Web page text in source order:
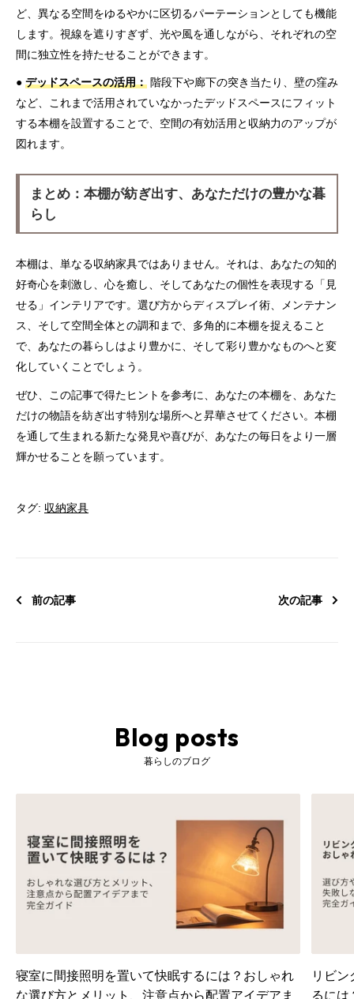
ど、異なる空間をゆるやかに区切るパーテーションとしても機能
します。視線を遮りすぎず、光や風を通しながら、それぞれの空
間に独立性を持たせることができます。
● デッドスペースの活用： 階段下や廊下の突き当たり、壁の窪み
など、これまで活用されていなかったデッドスペースにフィット
する本棚を設置することで、空間の有効活用と収納力のアップが
図れます。
まとめ：本棚が紡ぎ出す、あなただけの豊かな暮
らし
本棚は、単なる収納家具ではありません。それは、あなたの知的
好奇心を刺激し、心を癒し、そしてあなたの個性を表現する「見
せる」インテリアです。選び方からディスプレイ術、メンテナン
ス、そして空間全体との調和まで、多角的に本棚を捉えること
で、あなたの暮らしはより豊かに、そして彩り豊かなものへと変
化していくことでしょう。
ぜひ、この記事で得たヒントを参考に、あなたの本棚を、あなた
だけの物語を紡ぎ出す特別な場所へと昇華させてください。本棚
を通して生まれる新たな発見や喜びが、あなたの毎日をより一層
輝かせることを願っています。
タグ: 収納家具
前の記事 次の記事
Blog posts
暮らしのブログ
寝室に間接照明を置いて快眠するには？おしゃれ
な選び方とメリット、注意点から配置アイデアま
リビ
るには